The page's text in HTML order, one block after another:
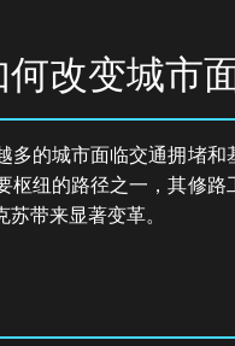
改变城市
的城市面临交通拥堵
纽的路径之一，其修
带来显著变革。